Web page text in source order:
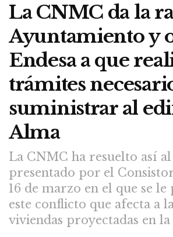
La CNMC da la
Ayuntamiento y
Endesa a que
trámites
suministrar al
Alma
La CNMC ha resuelto así
presentado por el
16 de marzo en el que se le
este conflicto que afecta a
viviendas proyectadas en la